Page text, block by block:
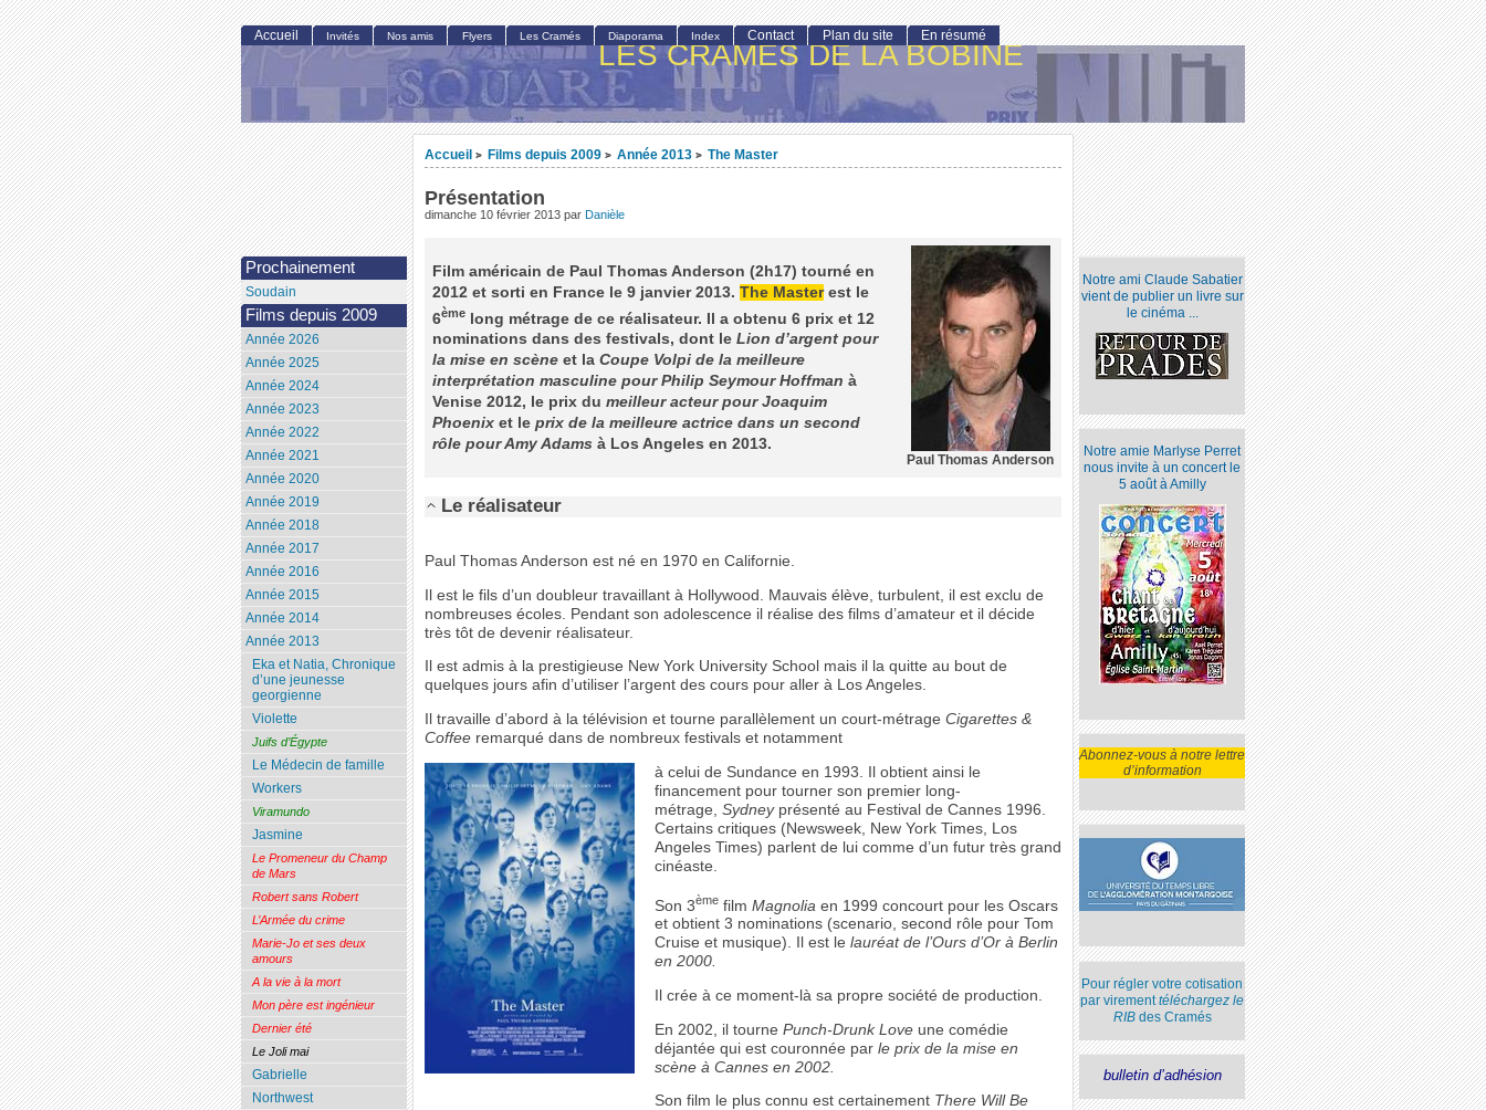
LES CRAMÉS DE LA BOBINE
Accueil > Films depuis 2009 > Année 2013 > The Master
Présentation
dimanche 10 février 2013 par Danièle
Paul Thomas Anderson
Film américain de Paul Thomas Anderson (2h17) tourné en
2012 et sorti en France le 9 janvier 2013. The Masterest le
6èmelong métrage de ce réalisateur. Il a obtenu 6 prix et 12
nominations dans des festivals, dont le Lion d’argent pour
la mise en scèneet la Coupe Volpi de la meilleure
interprétation masculine pour Philip Seymour Hoffman à
Venise 2012, le prix du meilleur acteur pour Joaquim
Phoenix et le prix de la meilleure actrice dans un second
rôle pour Amy Adamsà Los Angeles en 2013.
Le réalisateur
Paul Thomas Anderson est né en 1970 en Californie.
Il est le fils d’un doubleur travaillant à Hollywood. Mauvais élève, turbulent, il est exclu de
nombreuses écoles. Pendant son adolescence il réalise des films d’amateur et il décide
très tôt de devenir réalisateur.
Il est admis à la prestigieuse New York University School mais il la quitte au bout de
quelques jours afin d’utiliser l’argent des cours pour aller à Los Angeles.
Il travaille d’abord à la télévision et tourne parallèlement un court-métrage Cigarettes &
Coffeeremarqué dans de nombreux festivals et notamment
à celui de Sundance en 1993. Il obtient ainsi le
financement pour tourner son premier long-
métrage, Sydneyprésenté au Festival de Cannes 1996.
Certains critiques (Newsweek, New York Times, Los
Angeles Times) parlent de lui comme d’un futur très grand
cinéaste.
Son 3èmefilm Magnolia en 1999 concourt pour les Oscars
et obtient 3 nominations (scenario, second rôle pour Tom
Cruise et musique). Il est le lauréat de l’Ours d’Or à Berlin
en 2000.
Il crée à ce moment-là sa propre société de production.
En 2002, il tourne Punch-Drunk Loveune comédie
déjantée qui est couronnée par le prix de la mise en
scène à Cannes en 2002.
Son film le plus connu est certainement There Will Be
Notre ami Claude Sabatier
vient de publier un livre sur
le cinéma ...
Notre amie Marlyse Perret
nous invite à un concert le
5 août à Amilly
Abonnez-vous à notre lettre
d’information
Pour régler votre cotisation
par virementtéléchargez le
RIBdes Cramés
bulletin d’adhésion
Accueil Invités Nos amis Flyers Les Cramés Diaporama Index Contact Plan du site En résumé
Prochainement
Soudain
Films depuis 2009
Année 2026
Année 2025
Année 2024
Année 2023
Année 2022
Année 2021
Année 2020
Année 2019
Année 2018
Année 2017
Année 2016
Année 2015
Année 2014
Année 2013
Eka et Natia, Chronique
d’une jeunesse
georgienne
Violette
Juifs d’Égypte
Le Médecin de famille
Workers
Viramundo
Jasmine
Le Promeneur du Champ
de Mars
Robert sans Robert
L’Armée du crime
Marie-Jo et ses deux
amours
A la vie à la mort
Mon père est ingénieur
Dernier été
Le Joli mai
Gabrielle
Northwest